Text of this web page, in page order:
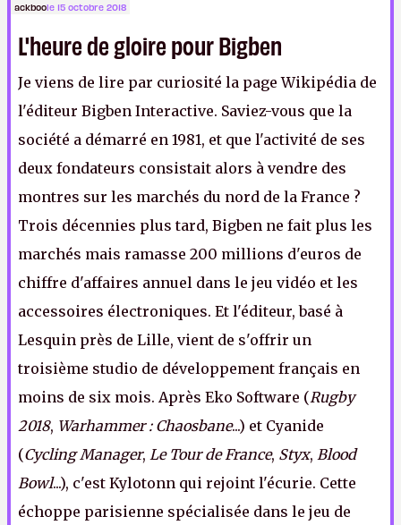
ackboole 15 octobre 2018
L'heure de gloire pour Bigben
Je viens de lire par curiosité la page Wikipédia de
l'éditeur Bigben Interactive. Saviez-vous que la
société a démarré en 1981, et que l'activité de ses
deux fondateurs consistait alors à vendre des
montres sur les marchés du nord de la France ?
Trois décennies plus tard, Bigben ne fait plus les
marchés mais ramasse 200 millions d'euros de
chiffre d'affaires annuel dans le jeu vidéo et les
accessoires électroniques. Et l'éditeur, basé à
Lesquin près de Lille, vient de s'offrir un
troisième studio de développement français en
moins de six mois. Après Eko Software (Rugby
2018, Warhammer : Chaosbane...) et Cyanide
(Cycling Manager, Le Tour de France, Styx, Blood
Bowl...), c'est Kylotonn qui rejoint l'écurie. Cette
échoppe parisienne spécialisée dans le jeu de